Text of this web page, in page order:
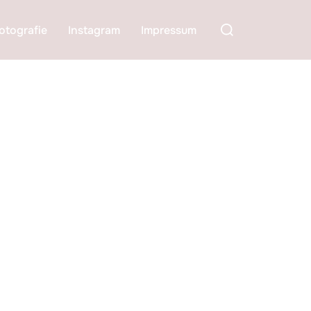
Instagram Impressum
Suchen